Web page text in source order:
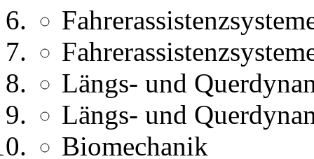
Längs- und
Längs- und
Biomechanik